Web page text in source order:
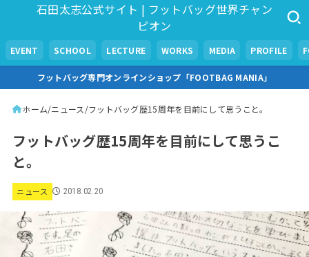
石田太志公式サイト | フットバッグ世界チャン
ピオン
EVENT SCHOOL LECTURE WORKS MEDIA PROFILE
フットバッグ専門オンラインショップ「FOOTBAG MANIA」
ホーム ニュース フットバッグ歴15周年を目前にして思うこと。
フットバッグ歴15周年を目前にして思うこ
と。
ニュース 2018.02.20